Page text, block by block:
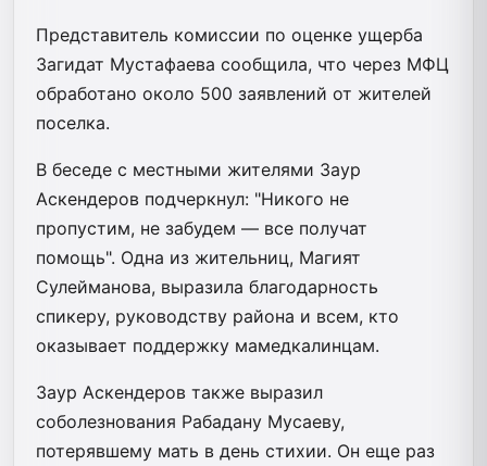
Представитель комиссии по оценке ущерба
Загидат Мустафаева сообщила, что через МФЦ
обработано около 500 заявлений от жителей
поселка.
В беседе с местными жителями Заур
Аскендеров подчеркнул: "Никого не
пропустим, не забудем — все получат
помощь". Одна из жительниц, Магият
Сулейманова, выразила благодарность
спикеру, руководству района и всем, кто
оказывает поддержку мамедкалинцам.
Заур Аскендеров также выразил
соболезнования Рабадану Мусаеву,
потерявшему мать в день стихии. Он еще раз